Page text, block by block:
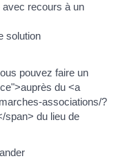
recours à un
solution
pouvez faire un
du <a
associations/?
span> du lieu de